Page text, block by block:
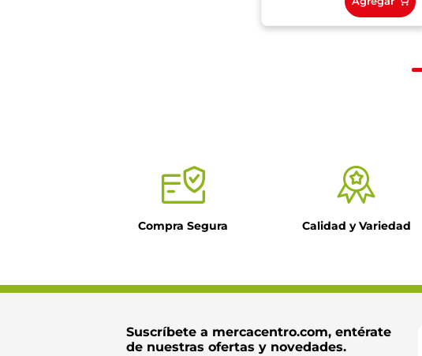
Compra Segura Calidad y Variedad
Suscríbete a mercacentro.com, entérate
de nuestras ofertas y novedades.